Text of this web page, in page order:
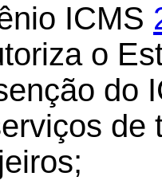
ICMS
o
do
de